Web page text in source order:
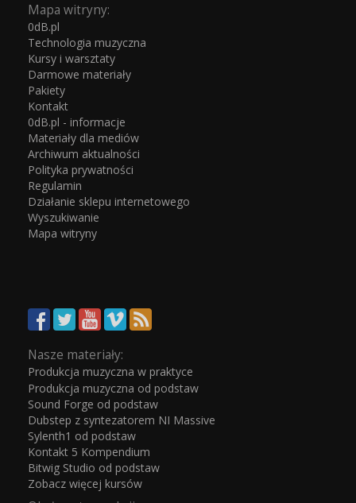
Mapa witryny:
0dB.pl
Technologia muzyczna
Kursy i warsztaty
Darmowe materiały
Pakiety
Kontakt
0dB.pl - informacje
Materiały dla mediów
Archiwum aktualności
Polityka prywatności
Regulamin
Działanie sklepu internetowego
Wyszukiwanie
Mapa witryny
Nasze materiały:
Produkcja muzyczna w praktyce
Produkcja muzyczna od podstaw
Sound Forge od podstaw
Dubstep z syntezatorem NI Massive
Sylenth1 od podstaw
Kontakt 5 Kompendium
Bitwig Studio od podstaw
Zobacz więcej kursów